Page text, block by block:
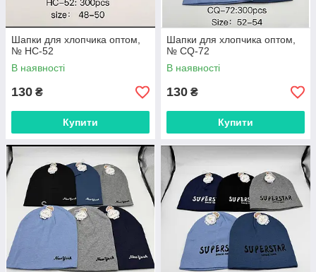
Шапки для хлопчика оптом,
№ HC-52
В наявності
130 ₴
Купити
Шапки для хлопчика оптом,
№ CQ-72
В наявності
130 ₴
Купити